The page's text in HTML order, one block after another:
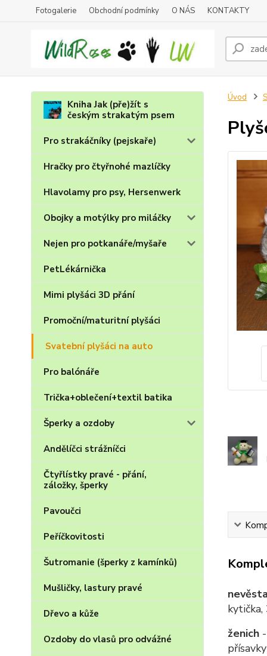
Fotogalerie Obchodní podmínky O NÁS KONTAKTY
Kniha Jak (pře)žít s
českým strakatým psem
Pro strakáčníky (pejskaře)
Hračky pro čtyřnohé mazlíčky
Hlavolamy pro psy, Hersenwerk
Obojky a motýlky pro miláčky
Nejen pro potkanáře/myšaře
PetLékárnička
Mimi plyšáci 3D přání
Promoční/maturitní plyšáci
Svatební plyšáci na auto
Pro balónáře
Trička+oblečení+textil batika
Šperky a ozdoby
Andělíčci strážníčci
Čtyřlístky pravé - přání,
záložky, šperky
Pavoučci
Peříčkovitosti
Šutromanie (šperky z kamínků)
Mušličky, lastury pravé
Dřevo a kůže
Ozdoby do vlasů pro odvážné
Úvod
ženich